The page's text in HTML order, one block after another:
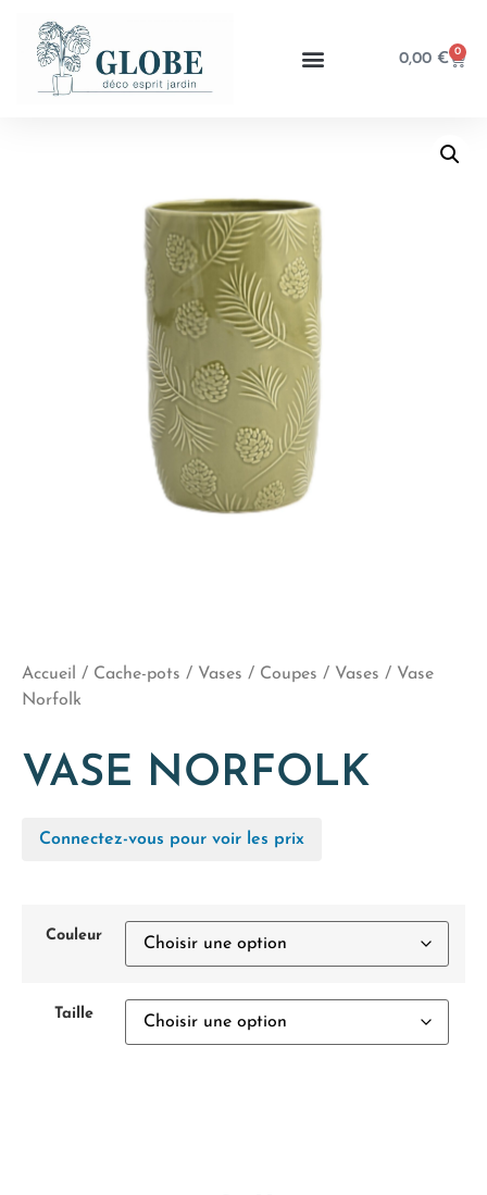
0,00 € 0
Accueil / Cache-pots / Vases / Coupes / Vases / Vase
Norfolk
VASE NORFOLK
Connectez-vous pour voir les prix
Couleur
Taille